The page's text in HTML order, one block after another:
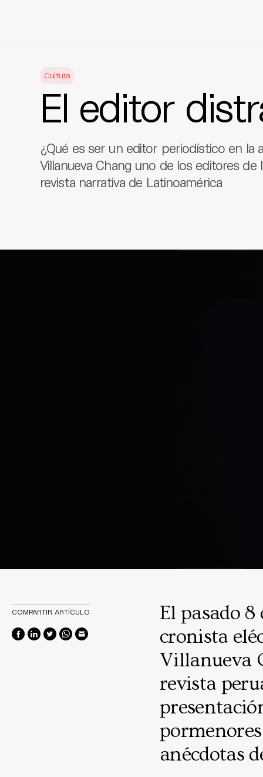
Cultura
El editor
¿Qué es ser un editor periodístico en la
Villanueva Chang uno de los editores
revista narrativa de Latinoamérica
El pasado 8
cronista
Villanueva
revista
anécdotas
COMPARTIR ARTÍCULO